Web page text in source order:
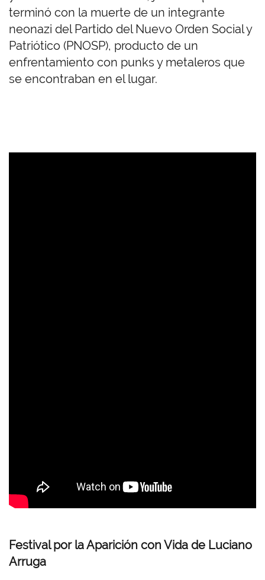
terminó con la muerte de un integrante
neonazi del Partido del Nuevo Orden Social y
Patriótico (PNOSP), producto de un
enfrentamiento con punks y metaleros que
se encontraban en el lugar.
Festival por la Aparición con Vida de Luciano
Arruga